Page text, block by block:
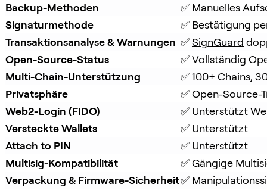
Backup-Methoden
✅ Manuelles
Signaturmethode
✅ Bestätigung
Transaktionsanalyse & Warnungen ✅ SignGuard
Open-Source-Status
✅ Vollständig
Multi-Chain-Unterstützung
✅ 100+ Chains,
Privatsphäre
✅ Open-Source-
Web2-Login (FIDO)
✅ Unterstützt
Versteckte Wallets
✅ Unterstützt
Attach to PIN
✅ Unterstützt
Multisig-Kompatibilität
✅ Gängige
Verpackung & Firmware-Sicherheit✅